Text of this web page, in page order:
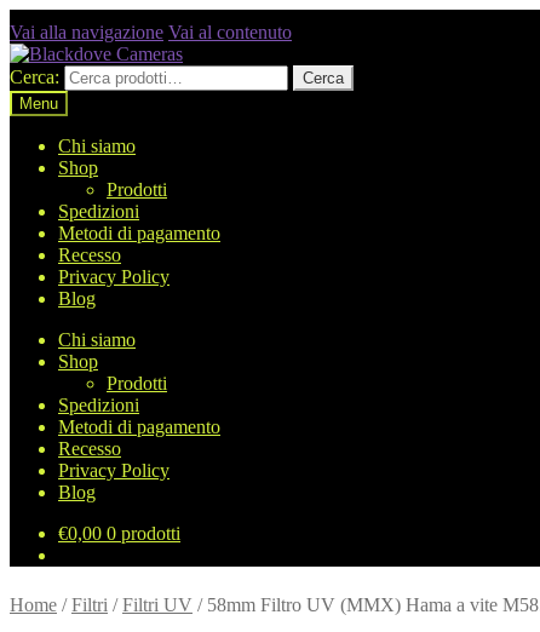
Vai alla navigazione Vai al contenuto
Cerca:
Cerca
Menu
Chi siamo
Shop
Prodotti
Spedizioni
Metodi di pagamento
Recesso
Privacy Policy
Blog
Chi siamo
Shop
Prodotti
Spedizioni
Metodi di pagamento
Recesso
Privacy Policy
Blog
€0,00 0 prodotti
Home /Filtri /Filtri UV / 58mm Filtro UV (MMX) Hama a vite